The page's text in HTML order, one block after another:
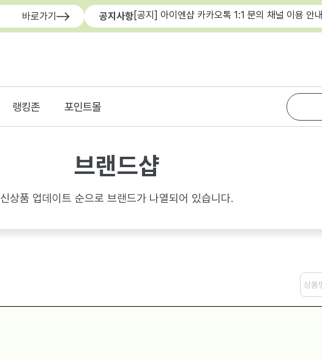
바로가기 공지사항[공지] 아이엔샵 카카오톡 1:1 문의 채널 이용 안내
랭킹존 포인트몰
브랜드샵
신상품 업데이트 순으로 브랜드가 나열되어 있습니다.